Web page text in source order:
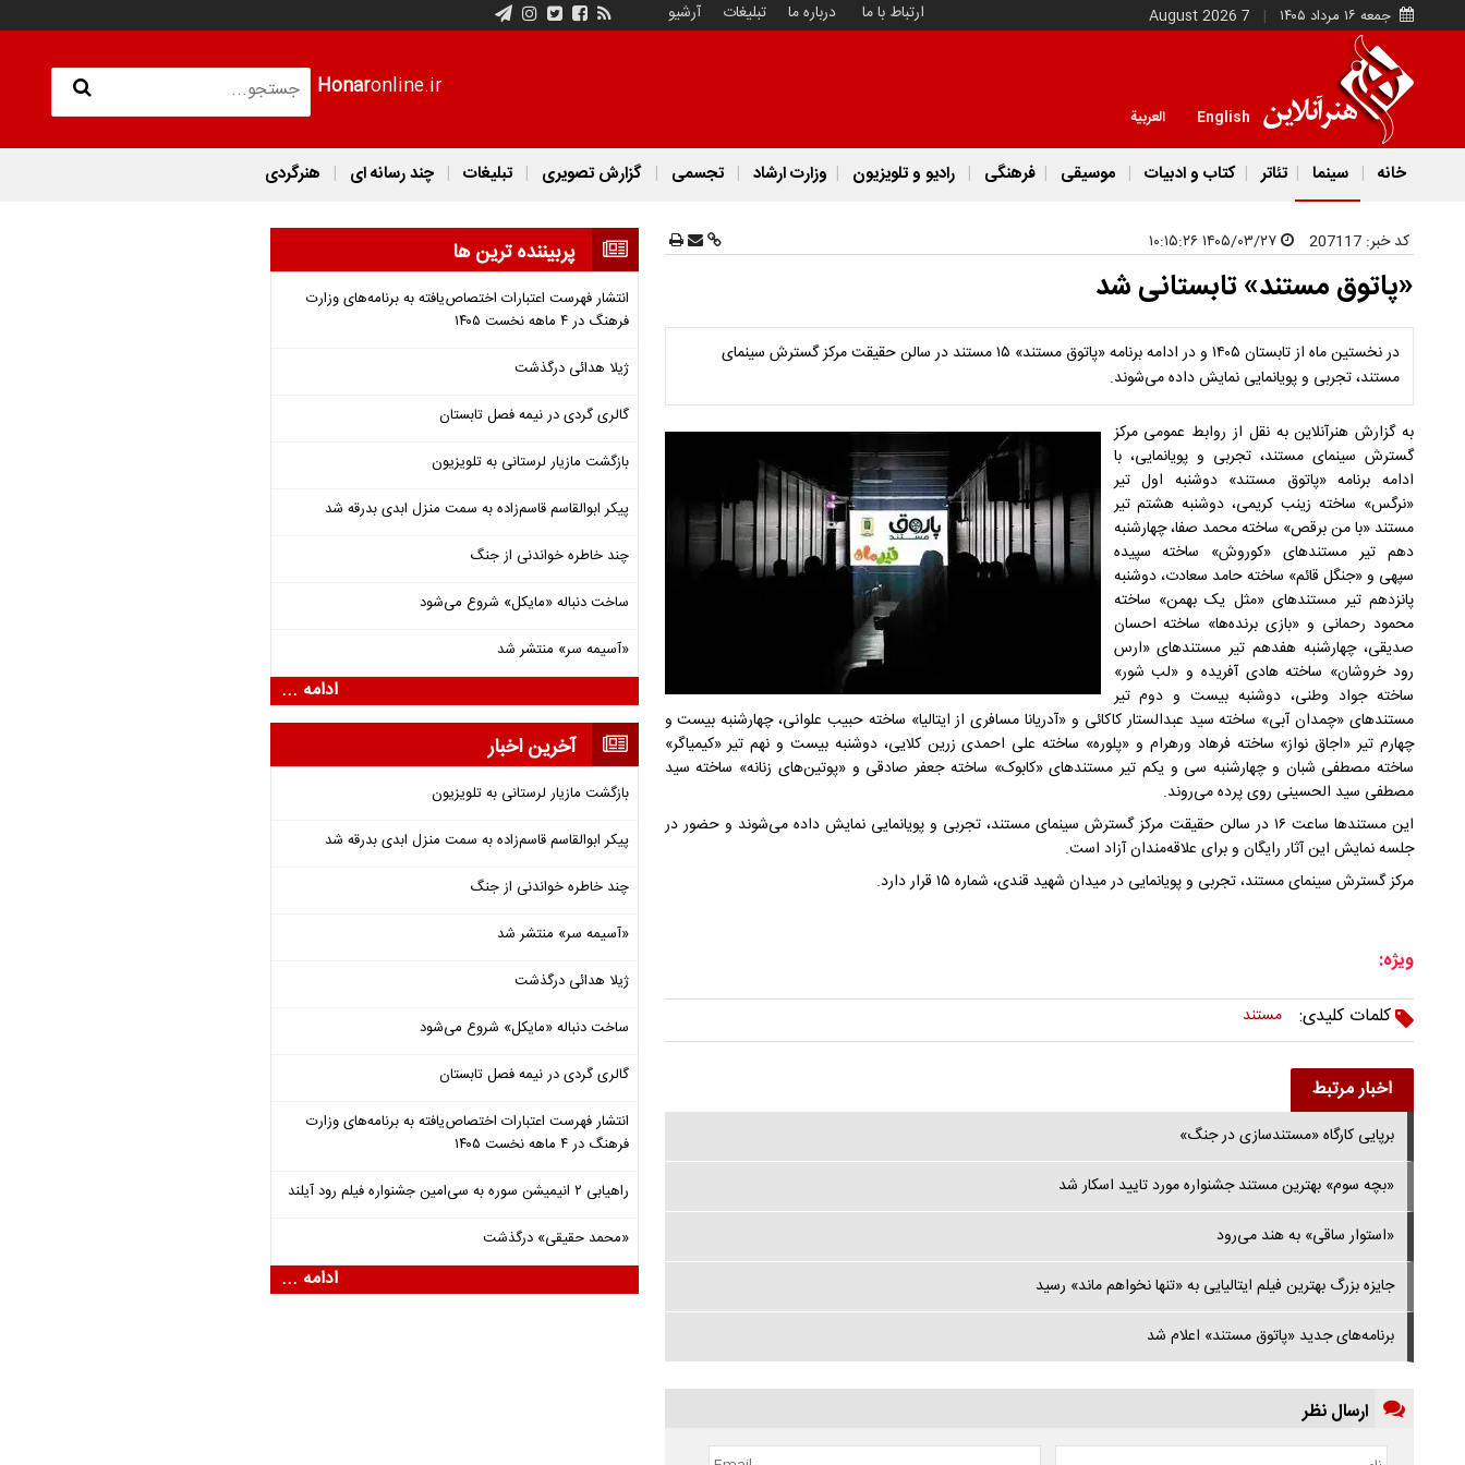
جمعه ۱۶ مرداد ۱۴۰۵ 7 August 2026 ارتباط با ما درباره ما تبلیغات آرشیو
Honaronline.ir
English العربية
خانه سینما تئاتر کتاب و ادبیات موسیقی فرهنگی رادیو و تلویزیون وزارت ارشاد تجسمی گزارش تصویری تبلیغات چند رسانه ای هنرگردی
کد خبر: 207117
«پاتوق مستند» تابستانی شد
در نخستین ماه از تابستان ۱۴۰۵ و در ادامه برنامه «پاتوق مستند» ۱۵ مستند در سالن حقیقت مرکز گسترش سینمای
مستند، تجربی و پویانمایی نمایش داده می‌شوند.
به گزارش هنرآنلاین به نقل از روابط عمومی مرکز
گسترش سینمای مستند، تجربی و پویانمایی، با
ادامه برنامه «پاتوق مستند» دوشنبه اول تیر
«نرگس» ساخته زینب کریمی، دوشنبه هشتم تیر
مستند «با من برقص» ساخته محمد صفا، چهارشنبه
دهم تیر مستندهای «کوروش» ساخته سپیده
سپهی و «جنگل قائم» ساخته حامد سعادت، دوشنبه
پانزدهم تیر مستندهای «مثل یک بهمن» ساخته
محمود رحمانی و «بازی برنده‌ها» ساخته احسان
صدیقی، چهارشنبه هفدهم تیر مستندهای «ارس
رود خروشان» ساخته هادی آفریده و «لب شور»
ساخته جواد وطنی، دوشنبه بیست و دوم تیر
مستندهای «چمدان آبی» ساخته سید عبدالستار کاکائی و «آدریانا مسافری از ایتالیا» ساخته حبیب علوانی، چهارشنبه بیست و
چهارم تیر «اجاق نواز» ساخته فرهاد ورهرام و «پلوره» ساخته علی احمدی زرین کلایی، دوشنبه بیست و نهم تیر «کیمیاگر»
ساخته مصطفی شبان و چهارشنبه سی و یکم تیر مستندهای «کابوک» ساخته جعفر صادقی و «پوتین‌های زنانه» ساخته سید
مصطفی سید الحسینی روی پرده می‌روند.
این مستندها ساعت ۱۶ در سالن حقیقت مرکز گسترش سینمای مستند، تجربی و پویانمایی نمایش داده می‎‌شوند و حضور در
جلسه نمایش این آثار رایگان و برای علاقه‌مندان آزاد است.
مرکز گسترش سینمای مستند، تجربی و پویانمایی در میدان شهید قندی، شماره ۱۵ قرار دارد.
ویژه:
کلمات کلیدی:
مستند
اخبار مرتبط
برپایی کارگاه «مستندسازی در جنگ»
«بچه سوم» بهترین مستند جشنواره مورد تایید اسکار شد
«استوار ساقی» به هند می‌رود
جایزه بزرگ بهترین فیلم ایتالیایی به «تنها نخواهم ماند» رسید
برنامه‌های جدید «پاتوق مستند» اعلام شد
ارسال نظر
پربیننده ترین ها
انتشار فهرست اعتبارات اختصاص‌یافته به برنامه‌های وزارت
فرهنگ در ۴ ماهه نخست ۱۴۰۵
ژیلا هدائی درگذشت
گالری گردی در نیمه فصل تابستان
بازگشت مازیار لرستانی به تلویزیون
پیکر ابوالقاسم قاسم‌زاده به سمت منزل ابدی بدرقه شد
چند خاطره خواندنی از جنگ
ساخت دنباله «مایکل» شروع می‌شود
«آسیمه سر» منتشر شد
ادامه ...
آخرین اخبار
بازگشت مازیار لرستانی به تلویزیون
پیکر ابوالقاسم قاسم‌زاده به سمت منزل ابدی بدرقه شد
چند خاطره خواندنی از جنگ
«آسیمه سر» منتشر شد
ژیلا هدائی درگذشت
ساخت دنباله «مایکل» شروع می‌شود
گالری گردی در نیمه فصل تابستان
انتشار فهرست اعتبارات اختصاص‌یافته به برنامه‌های وزارت
فرهنگ در ۴ ماهه نخست ۱۴۰۵
راهیابی ۲ انیمیشن سوره به سی‌امین جشنواره فیلم رود آیلند
«محمد حقیقی» درگذشت
ادامه ...